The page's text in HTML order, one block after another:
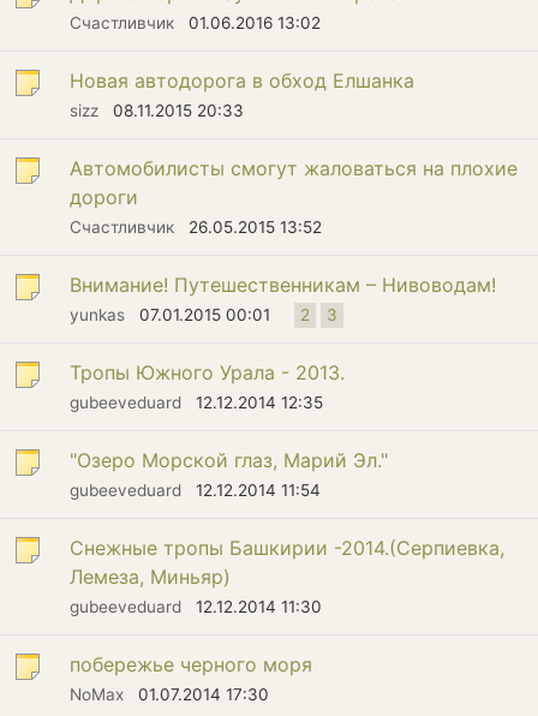
Счастливчик 01.06.2016 13:02
Новая автодорога в обход Елшанка
sizz 08.11.2015 20:33
Автомобилисты смогут жаловаться на плохие
дороги
Счастливчик 26.05.2015 13:52
Внимание! Путешественникам – Нивоводам!
yunkas 07.01.2015 00:01 2 3
Тропы Южного Урала - 2013.
gubeeveduard 12.12.2014 12:35
"Озеро Морской глаз, Марий Эл."
gubeeveduard 12.12.2014 11:54
Снежные тропы Башкирии -2014.(Серпиевка,
Лемеза, Миньяр)
gubeeveduard 12.12.2014 11:30
побережье черного моря
NoMax 01.07.2014 17:30